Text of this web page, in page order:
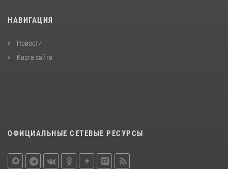
НАВИГАЦИЯ
Новости
Карта сайта
ОФИЦИАЛЬНЫЕ СЕТЕВЫЕ РЕСУРСЫ